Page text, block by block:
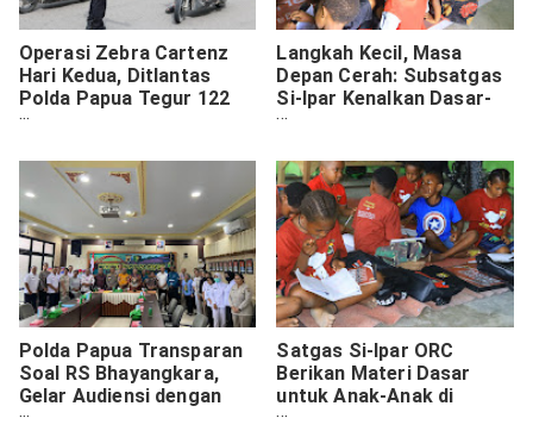
Operasi Zebra Cartenz
Hari Kedua, Ditlantas
Polda Papua Tegur 122
Pengendara
Langkah Kecil, Masa
Depan Cerah: Subsatgas
Si-Ipar Kenalkan Dasar-
Dasar Belajar untuk Anak
Polda Papua Transparan
Soal RS Bhayangkara,
Gelar Audiensi dengan
Kemendagri dan MRP
Satgas Si-Ipar ORC
Berikan Materi Dasar
untuk Anak-Anak di
Yalimo